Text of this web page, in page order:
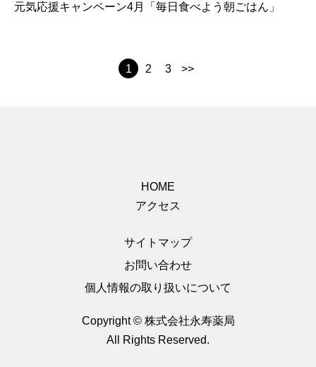
元気応援キャンペーン4月「毎日食べよう朝ごはん」
1 2 3 >>
HOME
アクセス
サイトマップ
お問い合わせ
個人情報の取り扱いについて
Copyright © 株式会社永寿薬局
All Rights Reserved.